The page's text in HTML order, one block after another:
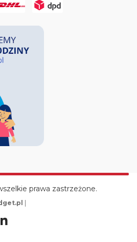
prawa zastrzeżone.
|